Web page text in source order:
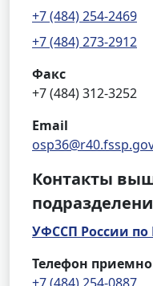
+7 (484) 254-2469
+7 (484) 273-2912
Факс
+7 (484) 312-3252
Email
Контакты
УФССП России по
Телефон